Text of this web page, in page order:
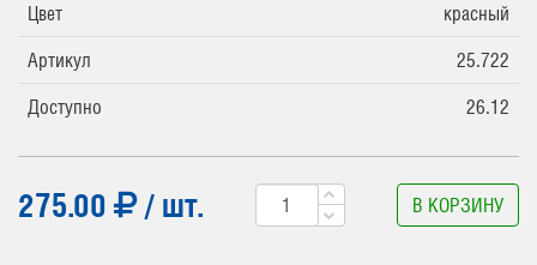
Цвет
красный
Артикул
25.722
Доступно
26.12
275.00 / шт. В КОРЗИНУ